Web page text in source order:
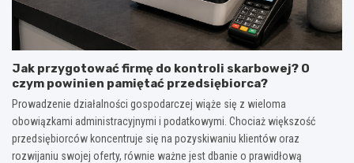
Jak przygotować firmę do kontroli skarbowej? O
czym powinien pamiętać przedsiębiorca?
Prowadzenie działalności gospodarczej wiąże się z wieloma
obowiązkami administracyjnymi i podatkowymi. Chociaż większość
przedsiębiorców koncentruje się na pozyskiwaniu klientów oraz
rozwijaniu swojej oferty, równie ważne jest dbanie o prawidłową